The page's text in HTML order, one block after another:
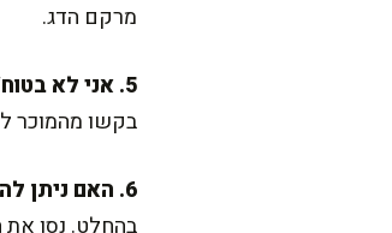
מרקם הדג.
5. אני לא בטוח/ה איך לנקות דגים. יש טיפים?
בקשו מהמוכר
6. האם ניתן להחליף את הפורל בדג אחר?
בהחלט. נסו את